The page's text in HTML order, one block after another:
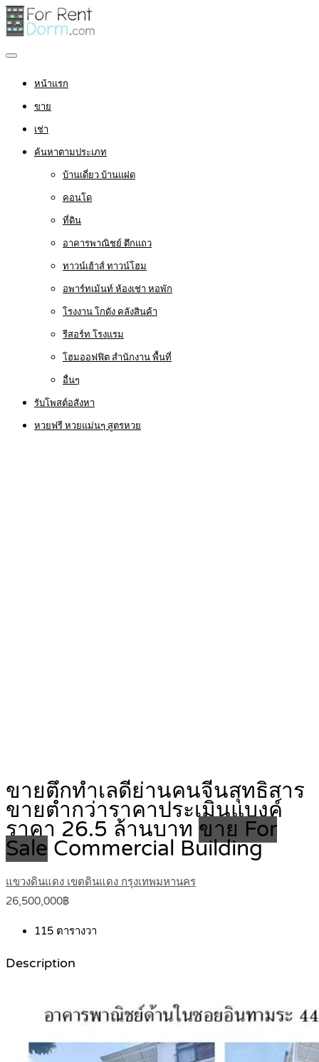
หน้าแรก
ขาย
เช่า
ค้นหาตามประเภท
บ้านเดี่ยว บ้านแฝด
คอนโด
ที่ดิน
อาคารพาณิชย์ ตึกแถว
ทาวน์เฮ้าส์ ทาวน์โฮม
อพาร์ทเม้นท์ ห้องเช่า หอพัก
โรงงาน โกดัง คลังสินค้า
รีสอร์ท โรงแรม
โฮมออฟฟิต สำนักงาน พื้นที่
อื่นๆ
รับโพสต์อสังหา
หวยฟรี หวยแม่นๆ สูตรหวย
ขายตึกทำเลดีย่านคนจีนสุทธิสาร
ขายต่ำกว่าราคาประเมินแบงค์
ราคา 26.5 ล้านบาท ขาย For
Sale Commercial Building
แขวงดินแดง เขตดินแดง กรุงเทพมหานคร
26,500,000฿
115 ตารางวา
Description